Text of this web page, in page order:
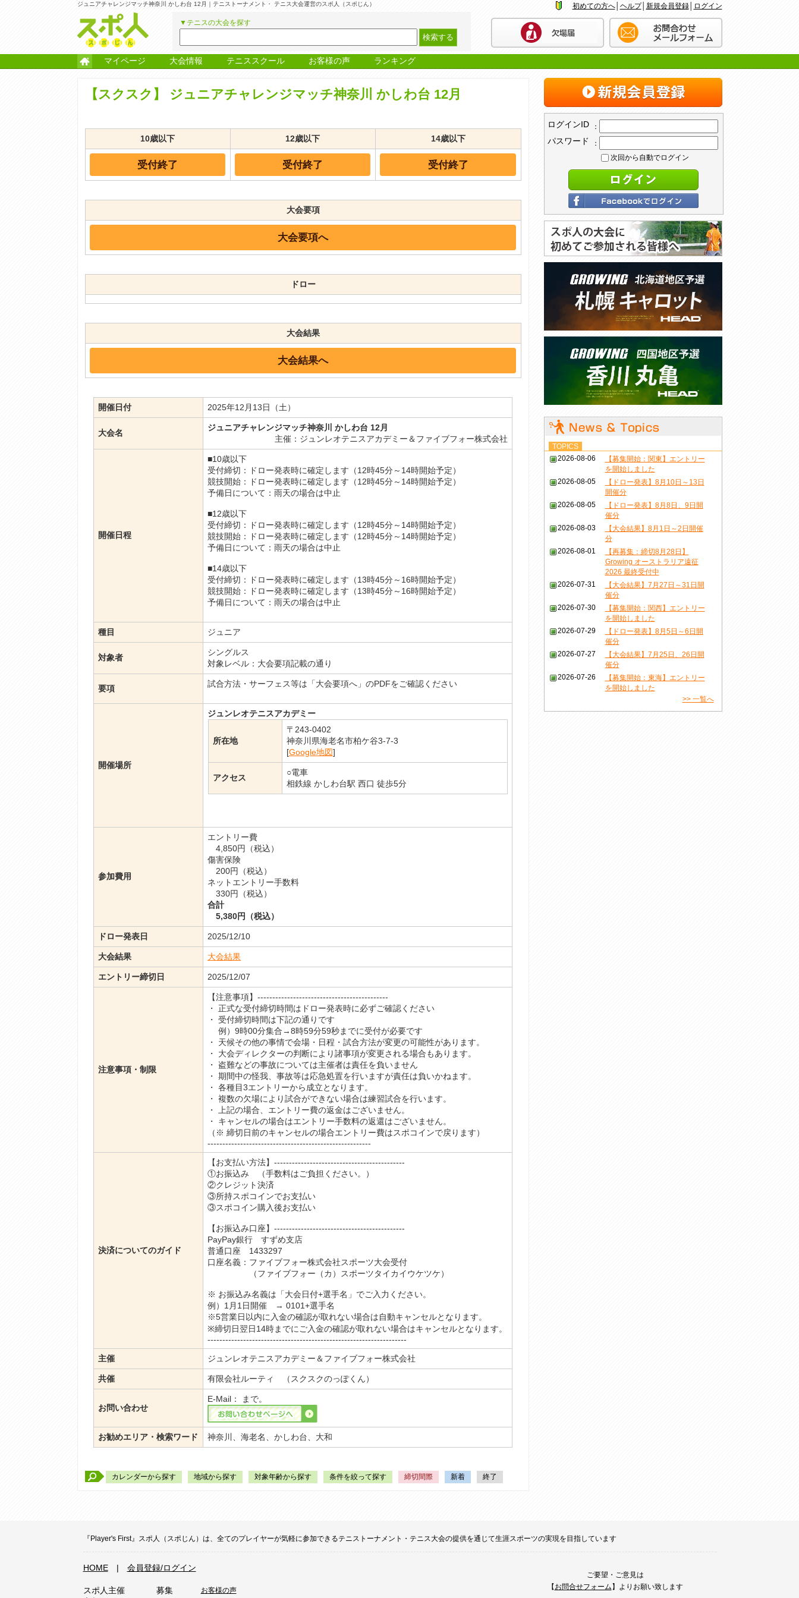
ジュニアチャレンジマッチ神奈川 かしわ台 12月｜テニストーナメント・ テニス大会運営のスポ人（スポじん） 初めての方へ│ ヘルプ│ 新規会員登録│
ログイン
▼テニスの大会を探す
マイページ 大会情報 テニススクール お客様の声 ランキング
【スクスク】 ジュニアチャレンジマッチ神奈川 かしわ台 12月
10歳以下 12歳以下 14歳以下
受付終了 受付終了 受付終了
大会要項
大会要項へ
ドロー
大会結果
大会結果へ
開催日付 2025年12月13日（土）
大会名
ジュニアチャレンジマッチ神奈川 かしわ台 12月
主催：ジュンレオテニスアカデミー＆ファイブフォー株式会社
開催日程
■10歳以下
受付締切：ドロー発表時に確定します（12時45分～14時開始予定）
競技開始：ドロー発表時に確定します（12時45分～14時開始予定）
予備日について：雨天の場合は中止
■12歳以下
受付締切：ドロー発表時に確定します（12時45分～14時開始予定）
競技開始：ドロー発表時に確定します（12時45分～14時開始予定）
予備日について：雨天の場合は中止
■14歳以下
受付締切：ドロー発表時に確定します（13時45分～16時開始予定）
競技開始：ドロー発表時に確定します（13時45分～16時開始予定）
予備日について：雨天の場合は中止
種目 ジュニア
対象者
シングルス
対象レベル：大会要項記載の通り
要項 試合方法・サーフェス等は「大会要項へ」のPDFをご確認ください
開催場所
ジュンレオテニスアカデミー
所在地
〒243-0402
神奈川県海老名市柏ケ谷3-7-3
[Google地図]
アクセス
○電車
相鉄線 かしわ台駅 西口 徒歩5分
参加費用
エントリー費
4,850円（税込）
傷害保険
200円（税込）
ネットエントリー手数料
330円（税込）
合計
5,380円（税込）
ドロー発表日 2025/12/10
大会結果 大会結果
エントリー締切日 2025/12/07
注意事項・制限
【注意事項】--------------------------------------------
・ 正式な受付締切時間はドロー発表時に必ずご確認ください
・ 受付締切時間は下記の通りです
例）9時00分集合→8時59分59秒までに受付が必要です
・ 天候その他の事情で会場・日程・試合方法が変更の可能性があります。
・ 大会ディレクターの判断により諸事項が変更される場合もあります。
・ 盗難などの事故については主催者は責任を負いません
・ 期間中の怪我、事故等は応急処置を行いますが責任は負いかねます。
・ 各種目3エントリーから成立となります。
・ 複数の欠場により試合ができない場合は練習試合を行います。
・ 上記の場合、エントリー費の返金はございません。
・ キャンセルの場合はエントリー手数料の返還はございません。
（※ 締切日前のキャンセルの場合エントリー費はスポコインで戻ります）
-------------------------------------------------------
決済についてのガイド
【お支払い方法】--------------------------------------------
①お振込み （手数料はご負担ください。）
②クレジット決済
③所持スポコインでお支払い
③スポコイン購入後お支払い
【お振込み口座】--------------------------------------------
PayPay銀行 すずめ支店
普通口座 1433297
口座名義：ファイブフォー株式会社スポーツ大会受付
（ファイブフォー（カ）スポーツタイカイウケツケ）
※ お振込み名義は「大会日付+選手名」でご入力ください。
例）1月1日開催 → 0101+選手名
※5営業日以内に入金の確認が取れない場合は自動キャンセルとなります。
※締切日翌日14時までにご入金の確認が取れない場合はキャンセルとなります。
-------------------------------------------------------------------
主催
ジュンレオテニスアカデミー＆ファイブフォー株式会社
共催 有限会社ルーティ （スクスクのっぽくん）
お問い合わせ
E-Mail： まで。
お勧めエリア・検索ワード 神奈川、海老名、かしわ台、大和
カレンダーから探す 地域から探す 対象年齢から探す 条件を絞って探す 締切間際 新着 終了
ログインID ：
パスワード
：
次回から自動でログイン
TOPICS
2026-08-06
【募集開始：関東】エントリー
を開始しました
2026-08-05
【ドロー発表】8月10日～13日
開催分
2026-08-05
【ドロー発表】8月8日、9日開
催分
2026-08-03
【大会結果】8月1日～2日開催
分
2026-08-01
【再募集：締切8月28日】
Growing オーストラリア遠征
2026 最終受付中
2026-07-31
【大会結果】7月27日～31日開
催分
2026-07-30
【募集開始：関西】エントリー
を開始しました
2026-07-29
【ドロー発表】8月5日～6日開
催分
2026-07-27
【大会結果】7月25日、26日開
催分
2026-07-26
【募集開始：東海】エントリー
を開始しました
>> 一覧へ
『Player's First』スポ人（スポじん）は、全てのプレイヤーが気軽に参加できるテニストーナメント・テニス大会の提供を通じて生涯スポーツの実現を目指しています
HOME| 会員登録/ログイン
スポ人主催 募集 お客様の声
ご要望・ご意見は
【 お問合せフォーム 】よりお願い致します